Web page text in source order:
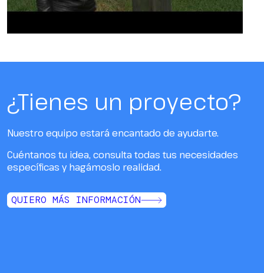
¿Tienes un proyecto?
Nuestro equipo estará encantado de ayudarte.
Cuéntanos tu idea, consulta todas tus necesidades
específicas y hagámoslo realidad.
QUIERO MÁS INFORMACIÓN